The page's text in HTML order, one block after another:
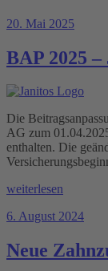
Veröffentlicht
20. Mai 2025
BAP 2025 –
Die
AG zum
enthalten. Die
„BAP
–
weiterlesen
Veröffentlicht
6. August 2024
Neue